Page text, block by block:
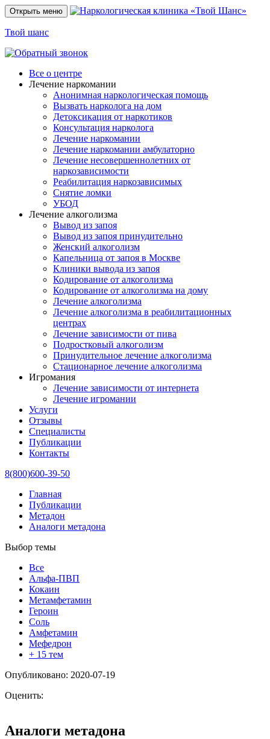
Открыть меню
Твой шанс
Все о центре
Лечение наркомании
Анонимная наркологическая помощь
Вызвать нарколога на дом
Детоксикация от наркотиков
Консультация нарколога
Лечение наркомании
Лечение наркомании амбулаторно
Лечение несовершеннолетних от
наркозависимости
Реабилитация наркозависимых
Снятие ломки
УБОД
Лечение алкоголизма
Вывод из запоя
Вывод из запоя принудительно
Женский алкоголизм
Капельница от запоя в Москве
Клиники вывода из запоя
Кодирование от алкоголизма
Кодирование от алкоголизма на дому
Лечение алкоголизма
Лечение алкоголизма в реабилитационных
центрах
Лечение зависимости от пива
Подростковый алкоголизм
Принудительное лечение алкоголизма
Стационарное лечение алкоголизма
Игромания
Лечение зависимости от интернета
Лечение игромании
Услуги
Отзывы
Специалисты
Публикации
Контакты
8(800)600-39-50
Главная
Публикации
Метадон
Аналоги метадона
Выбор темы
Все
Альфа-ПВП
Кокаин
Метамфетамин
Героин
Соль
Амфетамин
Мефедрон
+ 15 тем
Опубликовано: 2020-07-19
Оценить:
Аналоги метадона